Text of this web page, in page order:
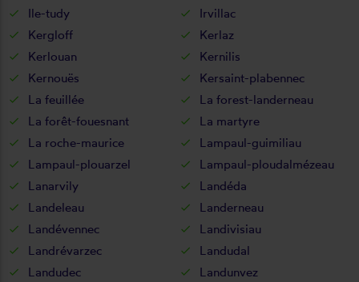
Ile-tudy
Irvillac
Kergloff
Kerlaz
Kerlouan
Kernilis
Kernouës
Kersaint-plabennec
La feuillée
La forest-landerneau
La forêt-fouesnant
La martyre
La roche-maurice
Lampaul-guimiliau
Lampaul-plouarzel
Lampaul-ploudalmézeau
Lanarvily
Landéda
Landeleau
Landerneau
Landévennec
Landivisiau
Landrévarzec
Landudal
Landudec
Landunvez